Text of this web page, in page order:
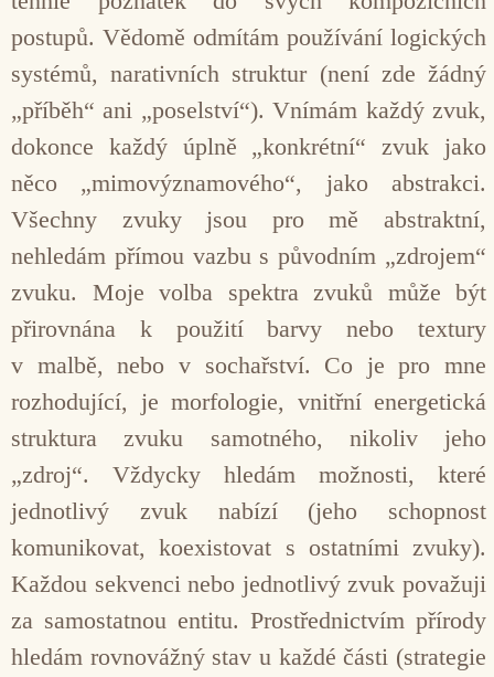
postupů. Vědomě odmítám používání logických
systémů, narativních struktur (není zde žádný
„příběh“ ani „poselství“). Vnímám každý zvuk,
dokonce každý úplně „konkrétní“ zvuk jako
něco „mimovýznamového“, jako abstrakci.
Všechny zvuky jsou pro mě abstraktní,
nehledám přímou vazbu s původním „zdrojem“
zvuku. Moje volba spektra zvuků může být
přirovnána k použití barvy nebo textury
v malbě, nebo v sochařství. Co je pro mne
rozhodující, je morfologie, vnitřní energetická
struk­tura zvuku samotného, nikoliv jeho
„zdroj“. Vždycky hledám možnosti, které
jednotlivý zvuk nabízí (jeho schopnost
komunikovat, koexistovat s ostatními zvuky).
Každou sekvenci nebo jednotlivý zvuk pova­žuji
za samostatnou entitu. Prostřednictvím přírody
hledám rovnovážný stav u každé části (strategie